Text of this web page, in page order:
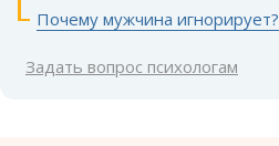
Почему мужчина игнорирует?
Задать вопрос психологам